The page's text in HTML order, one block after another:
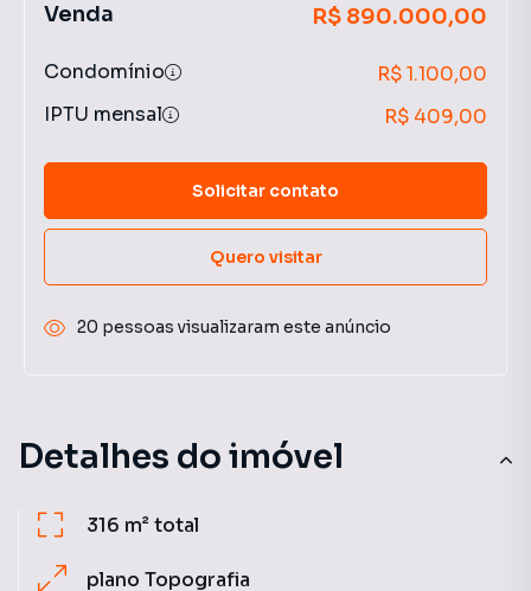
Detalhes do imóvel
316 m²total
plano Topografia
Venda R$ 890.000,00
Condomínio
R$ 1.100,00
IPTU mensal
R$ 409,00
Solicitar contato
Quero visitar
20 pessoas visualizaram este anúncio